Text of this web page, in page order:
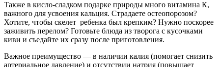
Также в кисло-сладком подарке природы много витамина К,
важного для усвоения кальция. Страдаете остеопорозом?
Хотите, чтобы скелет ребенка был крепким? Нужно поскорее
заживить перелом? Готовьте блюда из творога с кусочками
киви и съедайте их сразу после приготовления.
Важное преимущество — в наличии калия (помогает снизить
артериальное давление) и отсутствии натрия (повышает